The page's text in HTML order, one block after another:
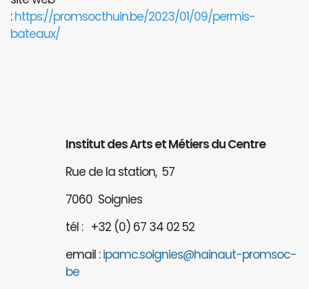
:https://promsocthuin.be/2023/01/09/permis-
bateaux/
Institut des Arts et Métiers du Centre
Rue de la station, 57
7060 Soignies
tél : +32 (0) 67 34 02 52
email :ipamc.soignies@hainaut-promsoc-
be